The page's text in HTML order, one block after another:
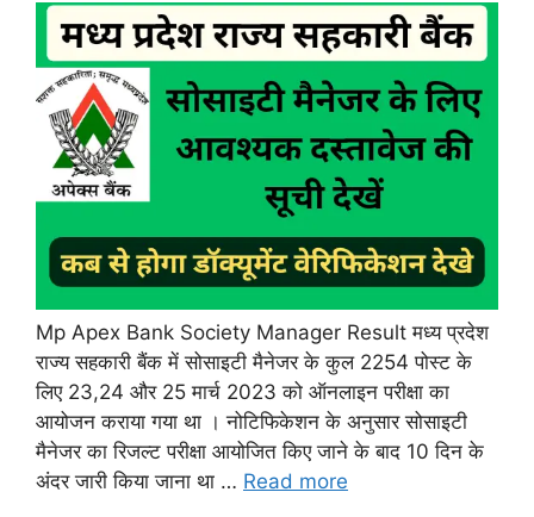
Mp Apex Bank Society Manager Result मध्य प्रदेश
राज्य सहकारी बैंक में सोसाइटी मैनेजर के कुल 2254 पोस्ट के
लिए 23,24 और 25 मार्च 2023 को ऑनलाइन परीक्षा का
आयोजन कराया गया था । नोटिफिकेशन के अनुसार सोसाइटी
मैनेजर का रिजल्ट परीक्षा आयोजित किए जाने के बाद 10 दिन के
अंदर जारी किया जाना था … Read more